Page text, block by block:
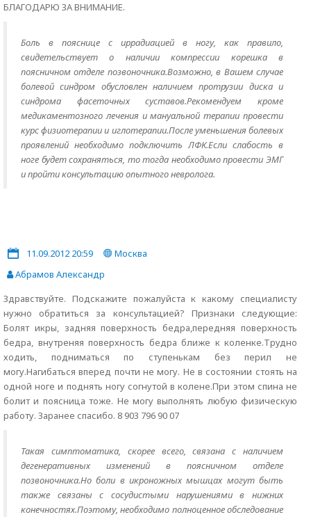
БЛАГОДАРЮ ЗА ВНИМАНИЕ.
Боль в пояснице с иррадиацией в ногу, как правило,
свидетельствует о наличии компрессии корешка в
поясничном отделе позвоночника.Возможно, в Вашем случае
болевой синдром обусловлен наличием протрузии диска и
синдрома фасеточных суставов.Рекомендуем кроме
медикаментозного лечения и мануальной терапии провести
курс физиотерапии и иглотерапии.После уменьшения болевых
проявлений необходимо подключить ЛФК.Если слабость в
ноге будет сохраняться, то тогда необходимо провести ЭМГ
и пройти консультацию опытного невролога.
11.09.2012 20:59
Москва
Абрамов Александр
Здравствуйте. Подскажите пожалуйста к какому специалисту
нужно обратиться за консультацией? Признаки следующие:
Болят икры, задняя поверхность бедра,передняя поверхность
бедра, внутреняя поверхность бедра ближе к коленке.Трудно
ходить, подниматься по ступенькам без перил не
могу.Нагибаться вперед почти не могу. Не в состоянии стоять на
одной ноге и поднять ногу согнутой в колене.При этом спина не
болит и поясница тоже. Не могу выполнять любую физическую
работу. Заранее спасибо. 8 903 796 90 07
Такая симптоматика, скорее всего, связана с наличием
дегенеративных изменений в поясничном отделе
позвоночника.Но боли в икроножных мышцах могут быть
также связаны с сосудистыми нарушениями в нижних
конечностях.Поэтому, необходимо полноценное обследование